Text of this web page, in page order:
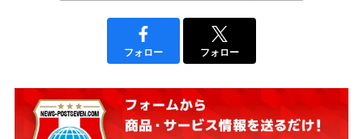
フォロー フォロー